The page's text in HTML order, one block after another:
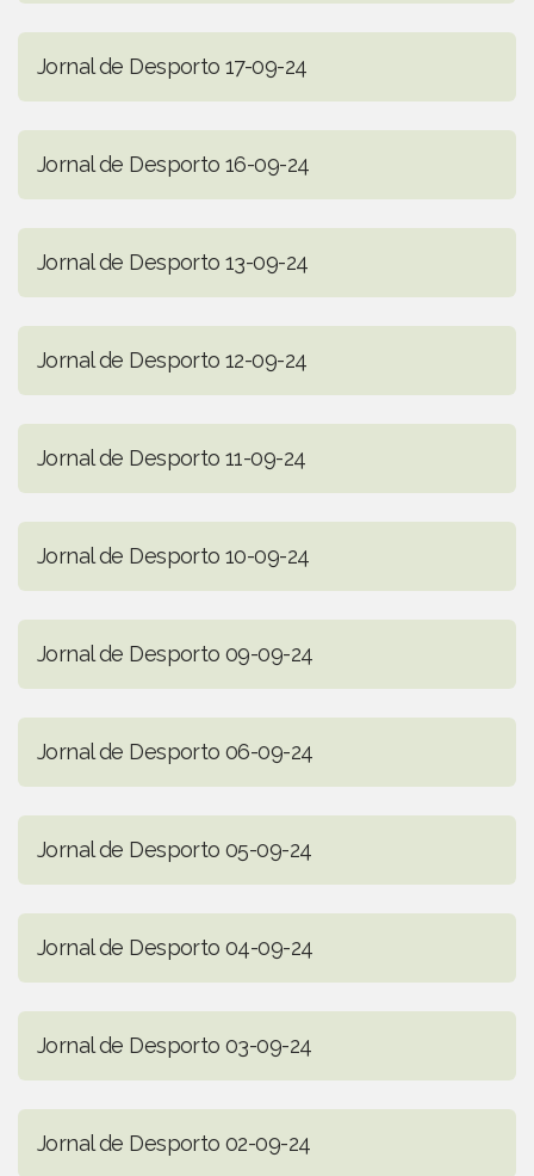
Jornal de Desporto 17-09-24
Jornal de Desporto 16-09-24
Jornal de Desporto 13-09-24
Jornal de Desporto 12-09-24
Jornal de Desporto 11-09-24
Jornal de Desporto 10-09-24
Jornal de Desporto 09-09-24
Jornal de Desporto 06-09-24
Jornal de Desporto 05-09-24
Jornal de Desporto 04-09-24
Jornal de Desporto 03-09-24
Jornal de Desporto 02-09-24